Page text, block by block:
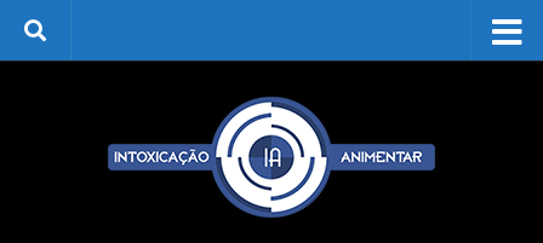
Skip to content